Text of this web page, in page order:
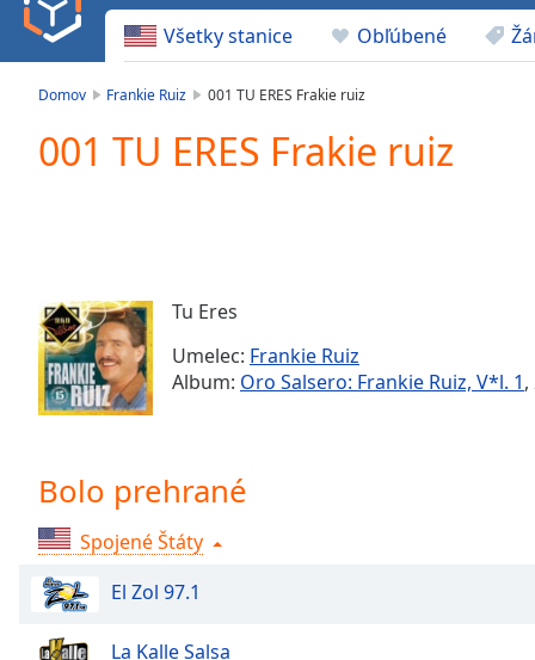
Backward
Skip
Current
Time0:00
Stream
TypeLIVE
Seek to
live,
currently
Time-
Playback
Všetky stanice Obľúbené
Domov Frankie Ruiz 001 TU ERES Frakie ruiz
001 TU ERES Frakie ruiz
Tu Eres
Umelec: Frankie Ruiz
Album: Oro Salsero: Frankie Ruiz, V*l. 1,
Bolo prehrané
Spojené Štáty
El Zol 97.1
La Kalle Salsa